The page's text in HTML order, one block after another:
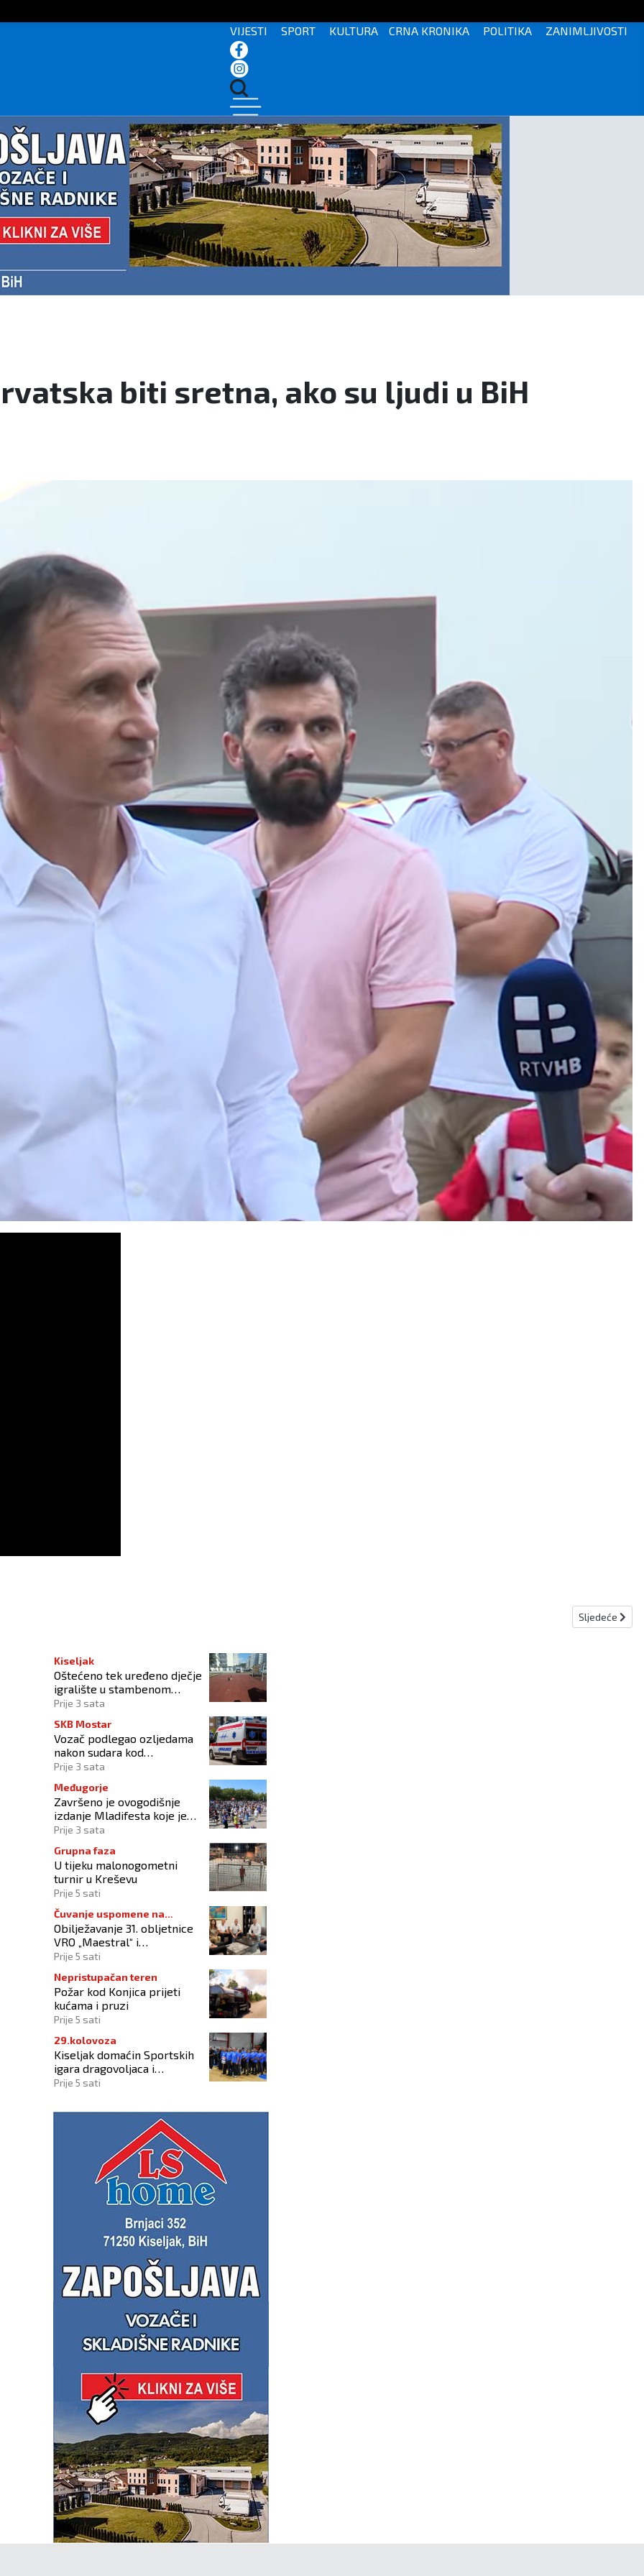
VIJESTI SPORT KULTURA CRNA KRONIKA POLITIKA ZANIMLJIVOSTI
biti sretna, ako su ljudi u BiH
Sljedeći
Sljedeće
Kiseljak
Oštećeno tek uređeno dječje
igralište u stambenom
naselju
Prije 3 sata
SKB Mostar
Vozač podlegao ozljedama
nakon sudara kod
Tomislavgrada
Prije 3 sata
Međugorje
Završeno je ovogodišnje
izdanje Mladifesta koje je
okupilo mlade iz 73 zemlje
Prije 3 sata
Grupna faza
U tijeku malonogometni
turnir u Kreševu
Prije 5 sati
Čuvanje uspomene na
branitelje
Obilježavanje 31. obljetnice
VRO „Maestral“ i
oslobođenja Jajca uz
Prije 5 sati
Nepristupačan teren
Požar kod Konjica prijeti
kućama i pruzi
Prije 5 sati
29.kolovoza
Kiseljak domaćin Sportskih
igara dragovoljaca i
veterana HVO-a ŽSB i Dana
Prije 5 sati